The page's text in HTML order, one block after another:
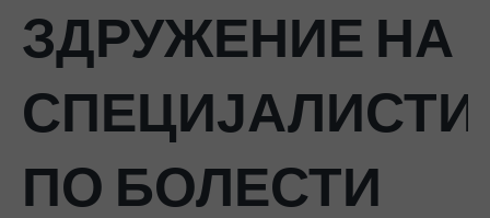
ЗДРУЖЕНИЕ НА
СПЕЦИЈАЛИСТИ
ПО БОЛЕСТИ